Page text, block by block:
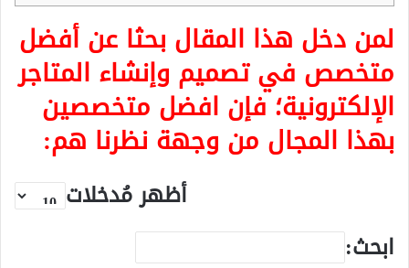
لمن دخل هذا المقال بحثا عن أفضل
متخصص في تصميم وإنشاء المتاجر
الإلكترونية؛ فإن افضل متخصصين
بهذا المجال من وجهة نظرنا هم:
أظهر مُدخلات
ابحث: